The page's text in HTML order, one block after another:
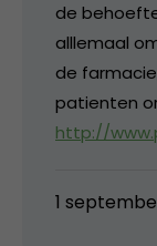
de
alllemaal
de
patienten
http://
1